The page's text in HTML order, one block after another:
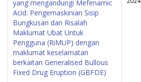
yang mengandungi Mefenamic
Acid: Pengemaskinian Sisip
Bungkusan dan Risalah
Maklumat Ubat Untuk
Pengguna (RiMUP) dengan
maklumat keselamatan
berkaitan Generalised Bullous
Fixed Drug Eruption (GBFDE)